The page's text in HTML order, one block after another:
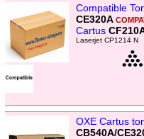
Compatible
CE320A
Cartus
Laserjet CP1214 N
OXE Cartus
CB540A/